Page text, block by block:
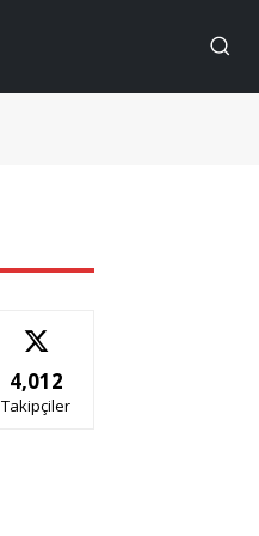
4,012
Takipçiler